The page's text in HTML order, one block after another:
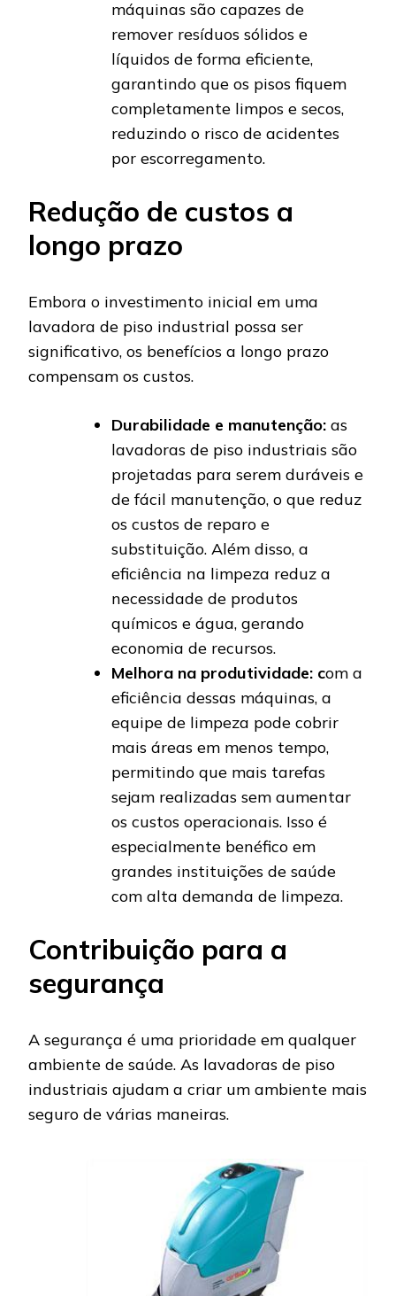
máquinas são capazes de
remover resíduos sólidos e
líquidos de forma eficiente,
garantindo que os pisos fiquem
completamente limpos e secos,
reduzindo o risco de acidentes
por escorregamento.
Redução de custos a
longo prazo
Embora o investimento inicial em uma
lavadora de piso industrial possa ser
significativo, os benefícios a longo prazo
compensam os custos.
Durabilidade e manutenção: as
lavadoras de piso industriais são
projetadas para serem duráveis e
de fácil manutenção, o que reduz
os custos de reparo e
substituição. Além disso, a
eficiência na limpeza reduz a
necessidade de produtos
químicos e água, gerando
economia de recursos.
Melhora na produtividade: com a
eficiência dessas máquinas, a
equipe de limpeza pode cobrir
mais áreas em menos tempo,
permitindo que mais tarefas
sejam realizadas sem aumentar
os custos operacionais. Isso é
especialmente benéfico em
grandes instituições de saúde
com alta demanda de limpeza.
Contribuição para a
segurança
A segurança é uma prioridade em qualquer
ambiente de saúde. As lavadoras de piso
industriais ajudam a criar um ambiente mais
seguro de várias maneiras.